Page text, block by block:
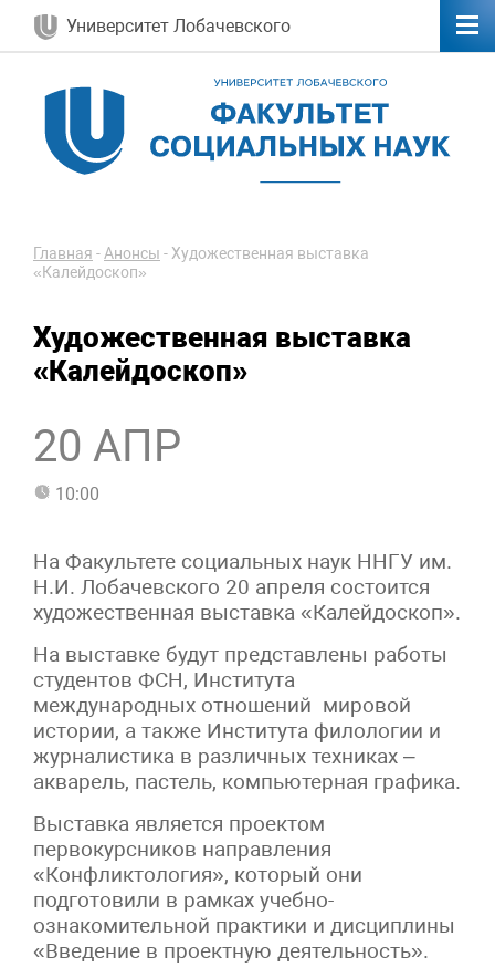
Университет Лобачевского
Главная -Анонсы - Художественная выставка
«Калейдоскоп»
Художественная выставка
«Калейдоскоп»
20 АПР
10:00
На Факультете социальных наук ННГУ им.
Н.И. Лобачевского 20 апреля состоится
художественная выставка «Калейдоскоп».
На выставке будут представлены работы
студентов ФСН, Института
международных отношений мировой
истории, а также Института филологии и
журналистика в различных техниках –
акварель, пастель, компьютерная графика.
Выставка является проектом
первокурсников направления
«Конфликтология», который они
подготовили в рамках учебно-
ознакомительной практики и дисциплины
«Введение в проектную деятельность».